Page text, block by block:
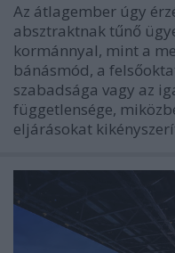
Az átlagember úgy
absztraktnak tűnő
kormánnyal, mint a
bánásmód, a
szabadsága vagy az
függetlensége,
eljárásokat